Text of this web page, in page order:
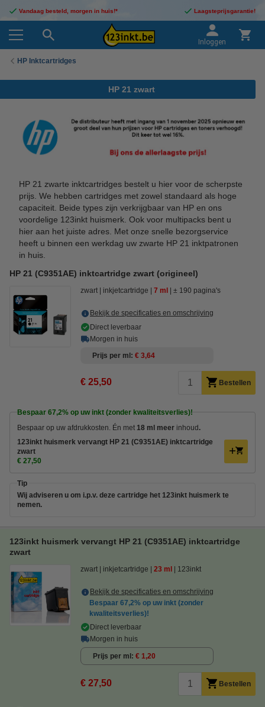
Vandaag besteld, morgen in huis!* Laagsteprijsgarantie!
Inloggen
HP Inktcartridges
HP 21 zwart
HP 21 zwarte inktcartridges bestelt u hier voor de scherpste
prijs. We hebben cartridges met zowel standaard als hoge
capaciteit. Beide types zijn verkrijgbaar van HP en ons
voordelige 123inkt huismerk. Ook voor multipacks bent u
hier aan het juiste adres. Met onze snelle bezorgservice
heeft u binnen een werkdag uw zwarte HP 21 inktpatronen
in huis.
HP 21 (C9351AE) inktcartridge zwart (origineel)
zwart inkjetcartridge 7 ml ± 190 pagina's
Bekijk de specificaties en omschrijving
Direct leverbaar
Morgen in huis
Prijs per ml € 3,64
€ 25,50 Bestellen
Bespaar 67,2% op uw inkt (zonder kwaliteitsverlies)!
Bespaar op uw afdrukkosten. Én met 18 ml meer inhoud.
123inkt huismerk vervangt HP 21 (C9351AE) inktcartridge
zwart
€ 27,50
Tip
Wij adviseren u om i.p.v. deze cartridge het 123inkt huismerk te
nemen.
123inkt huismerk vervangt HP 21 (C9351AE) inktcartridge
zwart
zwart inkjetcartridge 23 ml 123inkt
Bekijk de specificaties en omschrijving
Bespaar 67,2% op uw inkt (zonder
kwaliteitsverlies)!
Direct leverbaar
Morgen in huis
Prijs per ml € 1,20
€ 27,50 Bestellen